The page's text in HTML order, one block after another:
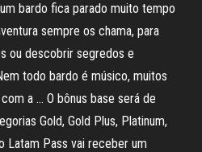
bardo fica parado muito tempo
sempre os chama, para
ou descobrir segredos e
todo bardo é músico, muitos
a … O bônus base será de
Gold, Gold Plus, Platinum,
Latam Pass vai receber um